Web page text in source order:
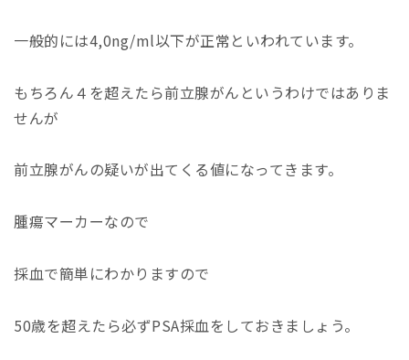
一般的には4,0ng/ml以下が正常といわれています。
もちろん４を超えたら前立腺がんというわけではありま
せんが
前立腺がんの疑いが出てくる値になってきます。
腫瘍マーカーなので
採血で簡単にわかりますので
50歳を超えたら必ずPSA採血をしておきましょう。